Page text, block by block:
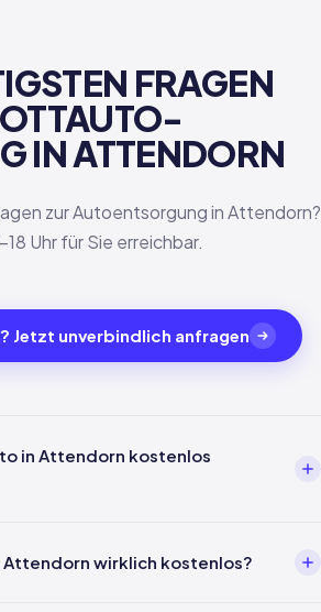
FRAGEN
IN ATTENDORN
zur Autoentsorgung in Attendorn?
Uhr für Sie erreichbar.
Jetzt unverbindlich anfragen
in Attendorn kostenlos
uns um alles weitere inklusive
Attendorn wirklich kostenlos?